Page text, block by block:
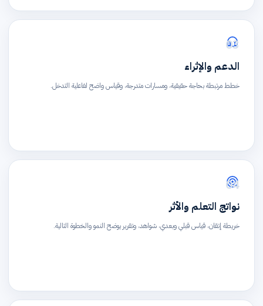
03
الدعم والإثراء
خطط مرتبطة بحاجة حقيقية، ومسارات متدرجة، وقياس واضح لفاعلية التدخل.
04
نواتج التعلم والأثر
خريطة إتقان، قياس قبلي وبعدي، شواهد، وتقرير يوضح النمو والخطوة التالية.